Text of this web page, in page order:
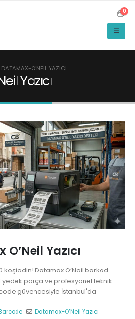
0
DATAMAX-O’NEIL YAZICI
Yazıcı
Yazıcı
keşfedin! Datamax O’Neil barkod
yedek parça ve profesyonel teknik
güvencesiyle İstanbul'da
Datamax-O’Neil Yazıcı